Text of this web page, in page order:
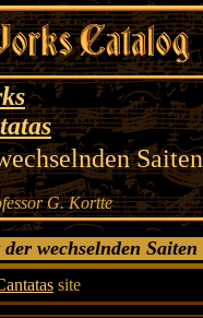
Saiten
G. Kortte
wechselnden
site